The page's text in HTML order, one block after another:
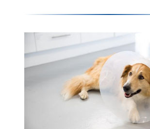
Onkologie
Respirationstrakt
Urologie/Nephrologie
Dermatologie
Gynäkologie